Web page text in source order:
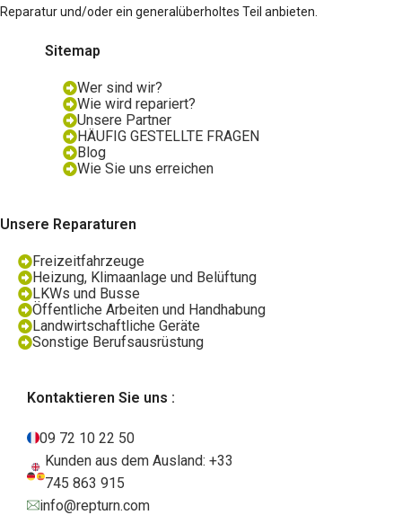
Reparatur und/oder ein generalüberholtes Teil anbieten.
Sitemap
Wer sind wir?
Wie wird repariert?
Unsere Partner
HÄUFIG GESTELLTE FRAGEN
Blog
Wie Sie uns erreichen
Unsere Reparaturen
Freizeitfahrzeuge
Heizung, Klimaanlage und Belüftung
LKWs und Busse
Öffentliche Arbeiten und Handhabung
Landwirtschaftliche Geräte
Sonstige Berufsausrüstung
Kontaktieren Sie uns :
09 72 10 22 50
Kunden aus dem Ausland: +33
745 863 915
info@repturn.com